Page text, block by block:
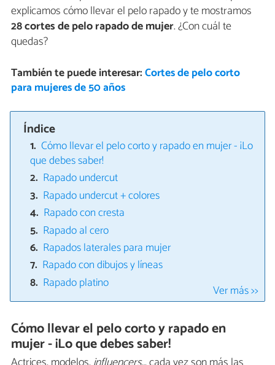
explicamos cómo llevar el pelo rapado y te mostramos
28 cortes de pelo rapado de mujer. ¿Con cuál te
quedas?
También te puede interesar:Cortes de pelo corto
para mujeres de 50 años
Índice
Cómo llevar el pelo corto y rapado en mujer - ¡Lo
que debes saber!
Rapado undercut
Rapado undercut + colores
Rapado con cresta
Rapado al cero
Rapados laterales para mujer
Rapado con dibujos y líneas
Rapado platino
Ver más >>
Cómo llevar el pelo corto y rapado en
mujer - ¡Lo que debes saber!